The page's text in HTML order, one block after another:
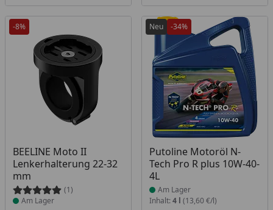
-8%
BEELINE Moto II
Lenkerhalterung 22-32
mm
(1)
Produkt am Lager
Am Lager
Neu -34%
Putoline Motoröl N-
Tech Pro R plus 10W-40-
4L
Produkt am Lager
Am Lager
Inhalt: 4 l (13,60 €/l)